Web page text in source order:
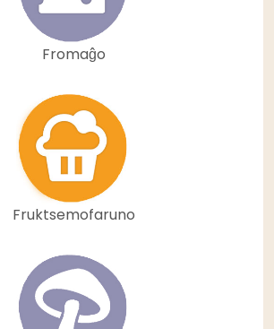
Fromaĝo
Fruktsemofaruno